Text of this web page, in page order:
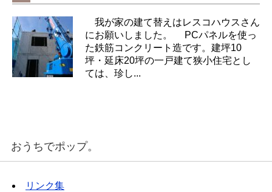
我が家の建て替えはレスコハウスさん
にお願いしました。 PCパネルを使っ
た鉄筋コンクリート造です。建坪10
坪・延床20坪の一戸建て狭小住宅とし
ては、珍し...
おうちでポップ。
リンク集